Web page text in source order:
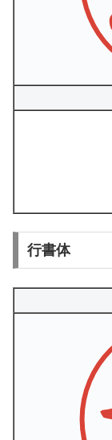
行書体